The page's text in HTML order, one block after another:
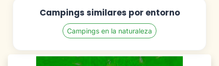
Campings similares por entorno
Campings en la naturaleza